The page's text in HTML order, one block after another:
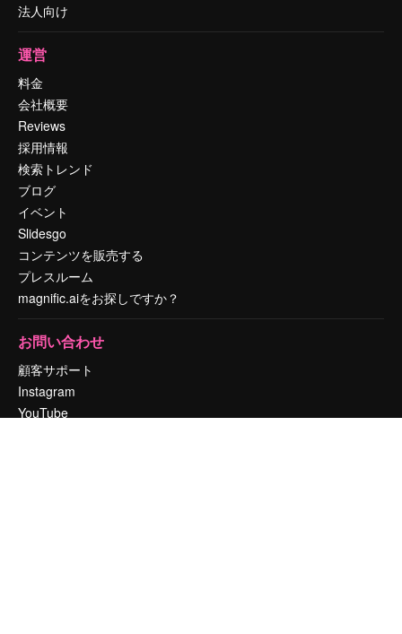
法人向け
運営
料金
会社概要
Reviews
採用情報
検索トレンド
ブログ
イベント
Slidesgo
コンテンツを販売する
プレスルーム
magnific.aiをお探しですか？
お問い合わせ
顧客サポート
Instagram
YouTube